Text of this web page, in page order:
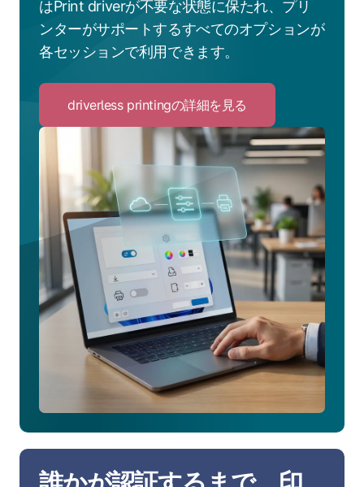
はPrint driverが不要な状態に保たれ、プリ
ンターがサポートするすべてのオプションが
各セッションで利用できます。
driverless printingの詳細を見る
to
driverless
printing
の
詳
細
を
見